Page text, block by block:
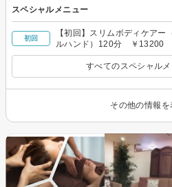
スペシャルメニュー
初回
【初回】スリムボディケアー
ルハンド）120分 ￥13200
すべてのスペシャル
その他の情報を